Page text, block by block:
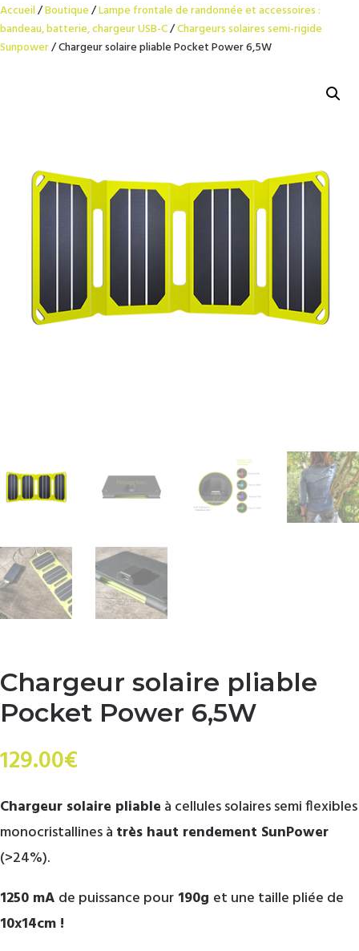
Accueil/Boutique/Lampe frontale de randonnée et accessoires :
bandeau, batterie, chargeur USB-C/Chargeurs solaires semi-rigide
Sunpower/ Chargeur solaire pliable Pocket Power 6,5W
Chargeur solaire pliable
Pocket Power 6,5W
129.00€
Chargeur solaire pliable à cellules solaires semi flexibles
monocristallines à très haut rendement SunPower
(>24%).
1250 mA de puissance pour 190g et une taille pliée de
10x14cm !